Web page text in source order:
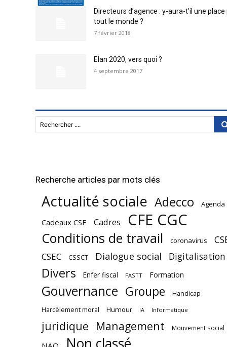
Directeurs d’agence : y-aura-t’il une
tout le monde ?
7 février 2018
Elan 2020, vers quoi ?
4 septembre 2017
Rechercher ....
Recherche articles par mots clés
Actualité sociale Adecco Agenda
Cadeaux CSE Cadres CFE CGC
Conditions de travail coronavirus
CSEC CSSCT Dialogue social Digitalisation
Divers Enfer fiscal FASTT Formation
Gouvernance Groupe Handicap
Harcèlement moral Humour IA Informatique
juridique Management Mouvement social